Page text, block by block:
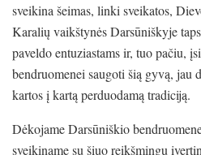
sveikina šeimas, linki sveikatos,
Karalių vaikštynės Darsūniškyje
paveldo entuziastams ir, tuo pačiu,
bendruomenei saugoti šią gyvą, jau
kartos į kartą perduodamą tradiciją.
Dėkojame Darsūniškio
sveikiname su šiuo reikšmingu